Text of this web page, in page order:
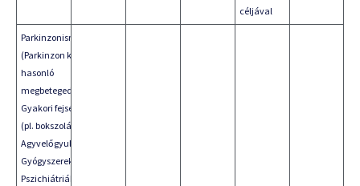
céljával
Parkinzonismus
(Parkinzon kórhoz
hasonló
megbetegedések)
Gyakori fejsérülés
(pl. bokszolás)
Agyvelőgyulladás
Gyógyszerek:
Pszichiátriában